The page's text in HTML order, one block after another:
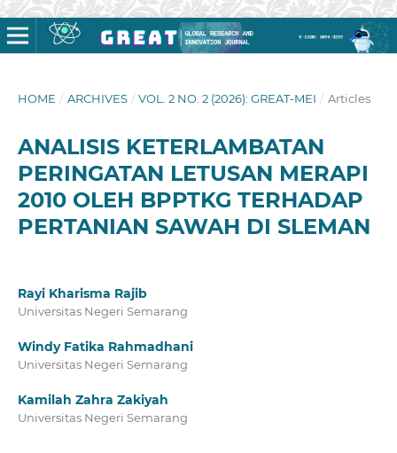
HOME / ARCHIVES / VOL. 2 NO. 2 (2026): GREAT-MEI / Articles
ANALISIS KETERLAMBATAN
PERINGATAN LETUSAN MERAPI
2010 OLEH BPPTKG TERHADAP
PERTANIAN SAWAH DI SLEMAN
Rayi Kharisma Rajib
Universitas Negeri Semarang
Windy Fatika Rahmadhani
Universitas Negeri Semarang
Kamilah Zahra Zakiyah
Universitas Negeri Semarang